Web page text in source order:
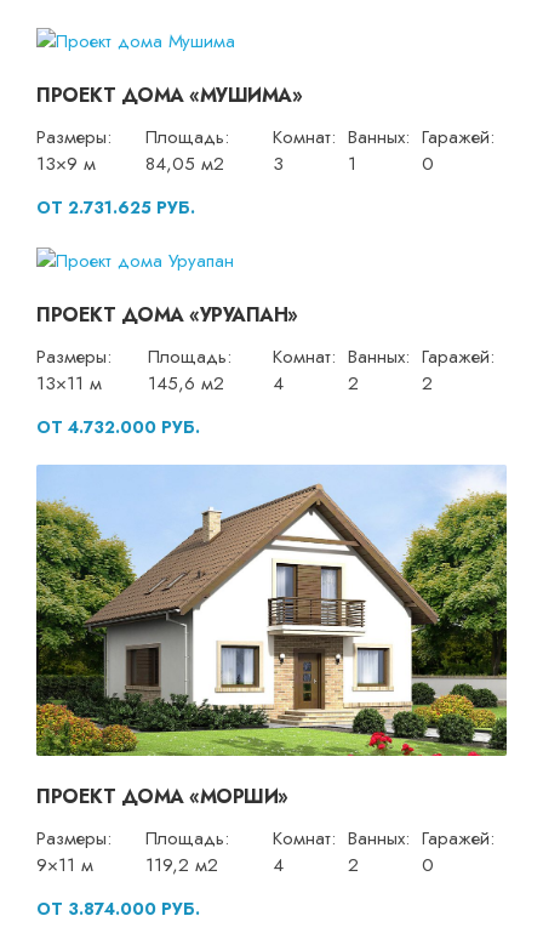
ПРОЕКТ ДОМА «МУШИМА»
Размеры:
13×9 м
Площадь:
84,05 м2
Комнат:
3
Ванных:
1
Гаражей:
0
ОТ 2.731.625 РУБ.
ПРОЕКТ ДОМА «УРУАПАН»
Размеры:
13×11 м
Площадь:
145,6 м2
Комнат:
4
Ванных:
2
Гаражей:
2
ОТ 4.732.000 РУБ.
ПРОЕКТ ДОМА «МОРШИ»
Размеры:
9×11 м
Площадь:
119,2 м2
Комнат:
4
Ванных:
2
Гаражей:
0
ОТ 3.874.000 РУБ.